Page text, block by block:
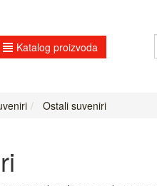
Katalog proizvoda
Ostali suveniri